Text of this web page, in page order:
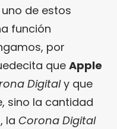
de estos
función
por
que Apple
Digitaly que
sino la cantidad
la Corona Digital